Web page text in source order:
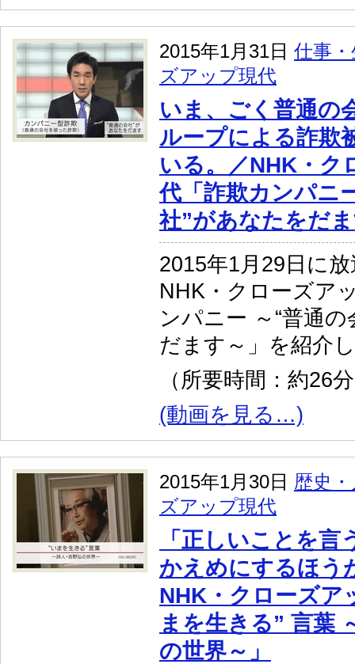
2015年1月31日 仕事
ズアップ現代
いま、ごく普通の
ループによる詐欺
いる。／NHK・ク
代「詐欺カンパニ
社”があなたをだ
2015年1月29日に
NHK・クローズア
ンパニー ～“普通
だます～」を紹介
（所要時間：約26
(動画を見る…)
2015年1月30日 歴史
ズアップ現代
「正しいことを
かえめにするほう
NHK・クローズア
まを生きる” 言葉
の世界～」